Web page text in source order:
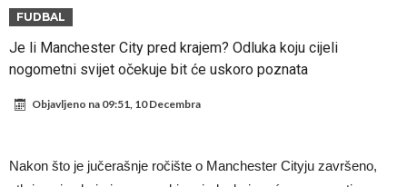
Zverev se odmah “raspao”
Infantino imao ljubavnicu: Isplivale skandalozne informacije, dobila je
novac od UEFA
Mourinho uvodi strogu disciplinu u Real Madrid. Ovo su tri nova
Mudrik se vratio na teren nakon više od 600 dana. Odmah ide na
FUDBAL
Je li Manchester City pred krajem? Odluka koju cijeli
nogometni svijet očekuje bit će uskoro poznata
Objavljeno na 09:51, 10 Decembra
Nakon što je jučerašnje ročište o Manchester Cityju završeno,